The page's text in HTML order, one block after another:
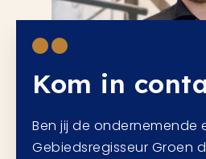
Kom in
Ben jij de ondernemende
Gebiedsregisseur Groen